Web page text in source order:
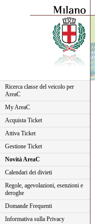
Ricerca classe del veicolo per
AreaC
My AreaC
Acquista Ticket
Attiva Ticket
Gestione Ticket
Novità AreaC
Calendari dei divieti
Regole, agevolazioni, esenzioni e
deroghe
Domande Frequenti
Informativa sulla Privacy